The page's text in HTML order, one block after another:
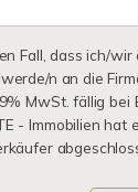
Fall, dass ich/wir
n an die
MwSt. fällig bei
- Immobilien hat